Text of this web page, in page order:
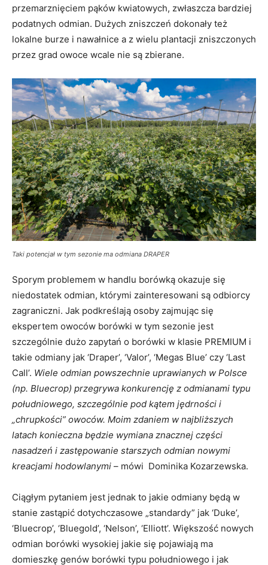
przemarznięciem pąków kwiatowych, zwłaszcza bardziej
podatnych odmian. Dużych zniszczeń dokonały też
lokalne burze i nawałnice a z wielu plantacji zniszczonych
przez grad owoce wcale nie są zbierane.
Taki potencjał w tym sezonie ma odmiana DRAPER
Sporym problemem w handlu borówką okazuje się
niedostatek odmian, którymi zainteresowani są odbiorcy
zagraniczni. Jak podkreślają osoby zajmując się
ekspertem owoców borówki w tym sezonie jest
szczególnie dużo zapytań o borówki w klasie PREMIUM i
takie odmiany jak ‘Draper’, ‘Valor’, ‘Megas Blue’ czy ‘Last
Call’. Wiele odmian powszechnie uprawianych w Polsce
(np. Bluecrop) przegrywa konkurencję z odmianami typu
południowego, szczególnie pod kątem jędrności i
„chrupkości” owoców. Moim zdaniem w najbliższych
latach konieczna będzie wymiana znacznej części
nasadzeń i zastępowanie starszych odmian nowymi
kreacjami hodowlanymi – mówi Dominika Kozarzewska.
Ciągłym pytaniem jest jednak to jakie odmiany będą w
stanie zastąpić dotychczasowe „standardy” jak ‘Duke’,
‘Bluecrop’, ‘Bluegold’, ‘Nelson’, ‘Elliott’. Większość nowych
odmian borówki wysokiej jakie się pojawiają ma
domieszkę genów borówki typu południowego i jak